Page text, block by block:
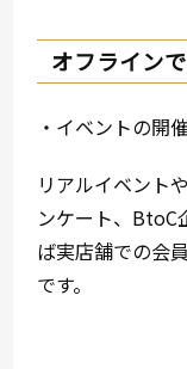
オフライン
・イベントの開
リアルイベント
ンケート、BtoC
ば実店舗での会
です。